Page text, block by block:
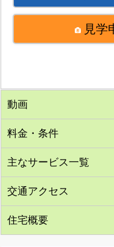
見学
動画
料金・条件
主なサービス一覧
交通アクセス
住宅概要